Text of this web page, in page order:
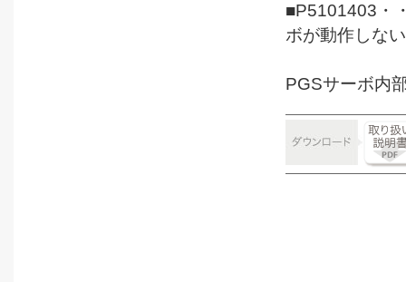
■P5101403・
ボが動作しな
PGSサーボ内